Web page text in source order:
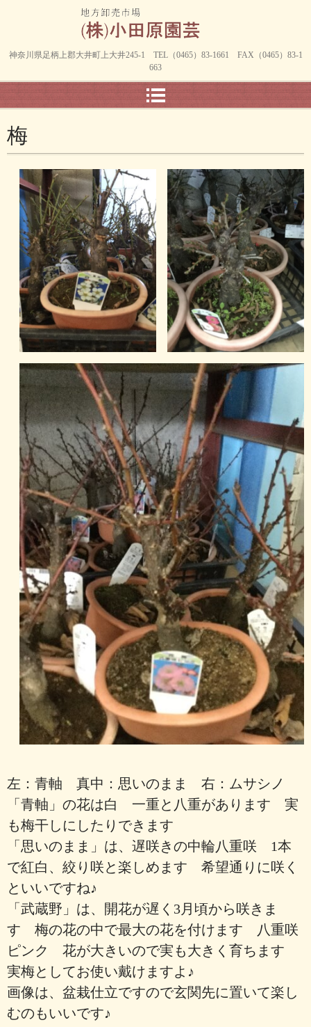
神奈川県足柄上郡大井町上大井245-1 TEL（0465）83-1661 FAX（0465）83-1
663
梅
左：青軸 真中：思いのまま 右：ムサシノ
「青軸」の花は白 一重と八重があります 実
も梅干しにしたりできます
「思いのまま」は、遅咲きの中輪八重咲 1本
で紅白、絞り咲と楽しめます 希望通りに咲く
といいですね♪
「武蔵野」は、開花が遅く3月頃から咲きま
す 梅の花の中で最大の花を付けます 八重咲
ピンク 花が大きいので実も大きく育ちます
実梅としてお使い戴けますよ♪
画像は、盆栽仕立ですので玄関先に置いて楽し
むのもいいです♪